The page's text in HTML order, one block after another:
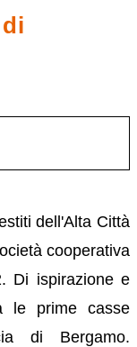
dell'Alta Città
cooperativa
Di ispirazione e
le prime casse
di Bergamo.